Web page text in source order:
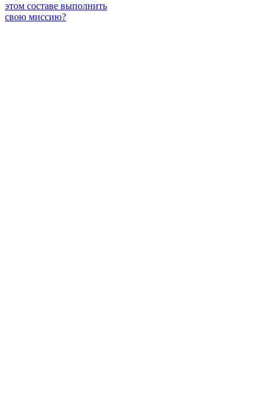
этом составе выполнить
свою миссию?